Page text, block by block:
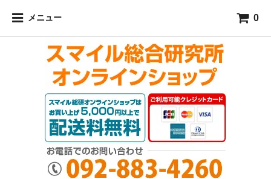
専門店スマイル総合研究所
メニュー 0